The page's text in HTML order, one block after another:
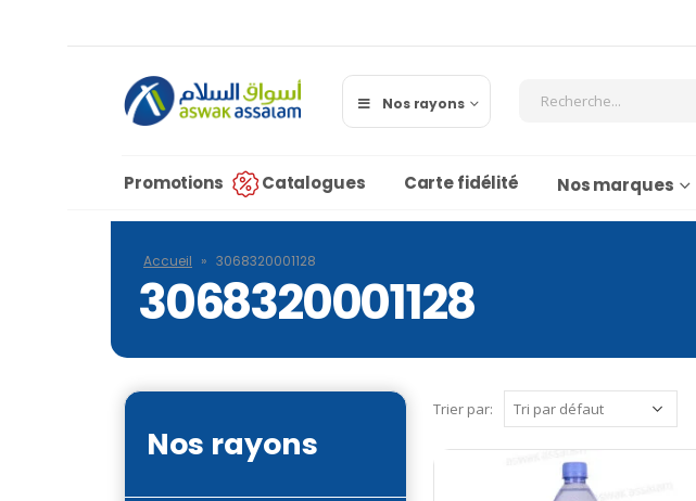
Nos rayons
Promotions Catalogues Carte fidélité Nos marques
Accueil » 3068320001128
3068320001128
Trier par:
Nos rayons